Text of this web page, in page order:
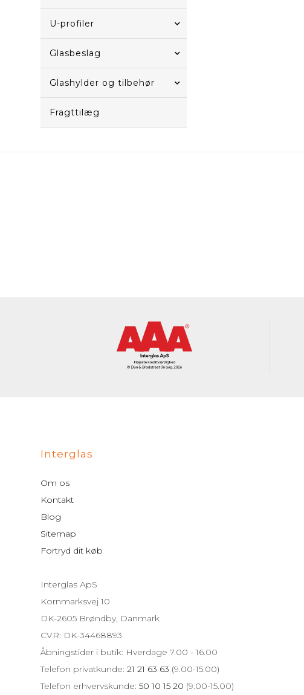
U-profiler
Glasbeslag
Glashylder og tilbehør
Fragttilæg
Interglas
Om os
Kontakt
Blog
Sitemap
Fortryd dit køb
Interglas ApS
Kornmarksvej 10
DK-2605 Brøndby, Danmark
CVR: DK-34468893
Åbningstider i butik: Hverdage 7.00 - 16.00
Telefon privatkunde:21 21 63 63 (9.00-15.00)
Telefon erhvervskunde:50 10 15 20 (9.00-15.00)